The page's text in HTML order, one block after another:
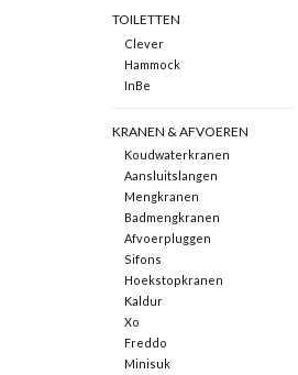
TOILETTEN
Clever
Hammock
InBe
KRANEN & AFVOEREN
Koudwaterkranen
Aansluitslangen
Mengkranen
Badmengkranen
Afvoerpluggen
Sifons
Hoekstopkranen
Kaldur
Xo
Freddo
Minisuk